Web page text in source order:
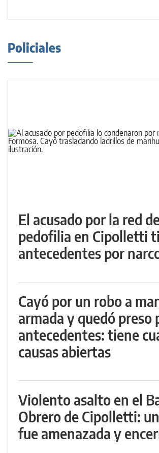
Policiales
El acusado por la red
pedofilia en Cipolletti
antecedentes por
Cayó por un robo a
armada y quedó preso
antecedentes: tiene
causas abiertas
Violento asalto en el
Obrero de Cipolletti:
fue amenazada y